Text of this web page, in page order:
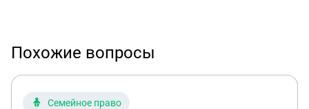
Похожие вопросы
Семейное право